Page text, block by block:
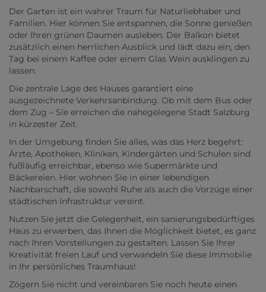
Der Garten ist ein wahrer Traum für Naturliebhaber und
Familien. Hier können Sie entspannen, die Sonne genießen
oder Ihren grünen Daumen ausleben. Der Balkon bietet
zusätzlich einen herrlichen Ausblick und lädt dazu ein, den
Tag bei einem Kaffee oder einem Glas Wein ausklingen zu
lassen.
Die zentrale Lage des Hauses garantiert eine
ausgezeichnete Verkehrsanbindung. Ob mit dem Bus oder
dem Zug – Sie erreichen die nahegelegene Stadt Salzburg
in kürzester Zeit.
In der Umgebung finden Sie alles, was das Herz begehrt:
Ärzte, Apotheken, Kliniken, Kindergärten und Schulen sind
fußläufig erreichbar, ebenso wie Supermärkte und
Bäckereien. Hier wohnen Sie in einer lebendigen
Nachbarschaft, die sowohl Ruhe als auch die Vorzüge einer
städtischen Infrastruktur vereint.
Nutzen Sie jetzt die Gelegenheit, ein sanierungsbedürftiges
Haus zu erwerben, das Ihnen die Möglichkeit bietet, es ganz
nach Ihren Vorstellungen zu gestalten. Lassen Sie Ihrer
Kreativität freien Lauf und verwandeln Sie diese Immobilie
in Ihr persönliches Traumhaus!
Zögern Sie nicht und vereinbaren Sie noch heute einen